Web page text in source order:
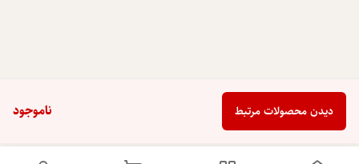
ناموجود دیدن محصولات مرتبط